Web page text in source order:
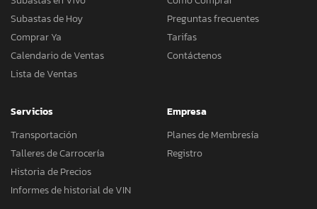
Subastas de Hoy
Comprar Ya
Calendario de Ventas
Lista de Ventas
Preguntas frecuentes
Tarifas
Contáctenos
Servicios
Transportación
Talleres de Carrocería
Historia de Precios
Informes de historial de VIN
Empresa
Planes de Membresía
Registro